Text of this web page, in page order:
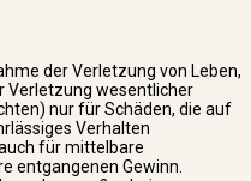
der Verletzung von Leben,
Verletzung wesentlicher
nur für Schäden, die auf
Verhalten
für mittelbare
entgangenen Gewinn.